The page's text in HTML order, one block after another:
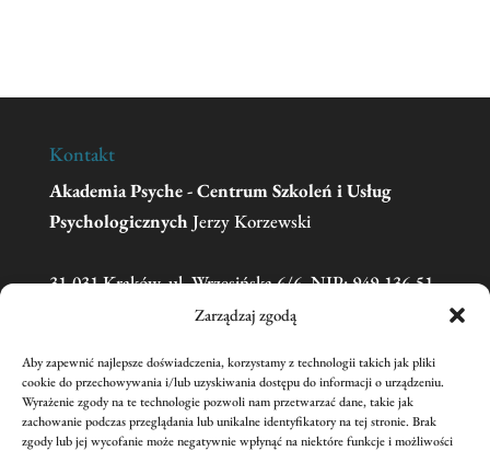
Zarządzaj zgodą
Aby zapewnić najlepsze doświadczenia, korzystamy z technologii takich jak pliki
cookie do przechowywania i/lub uzyskiwania dostępu do informacji o urządzeniu.
Wyrażenie zgody na te technologie pozwoli nam przetwarzać dane, takie jak
zachowanie podczas przeglądania lub unikalne identyfikatory na tej stronie. Brak
zgody lub jej wycofanie może negatywnie wpłynąć na niektóre funkcje i możliwości
Kontakt
Akademia Psyche - Centrum Szkoleń i Usług
Psychologicznych Jerzy Korzewski
31-031 Kraków, ul. Wrzesińska 6/6, NIP: 949-136-51-
Telefon:606 681 595(w sprawie zgłoszeń na
szkolenia prosimy o kontakt mailowy)
Email:academiapsyche@wp.pl